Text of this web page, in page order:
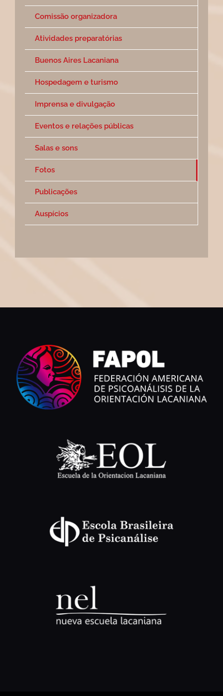
Comissão organizadora
Atividades preparatórias
Buenos Aires Lacaniana
Hospedagem e turismo
Imprensa e divulgação
Eventos e relações públicas
Salas e sons
Fotos
Publicações
Auspícios